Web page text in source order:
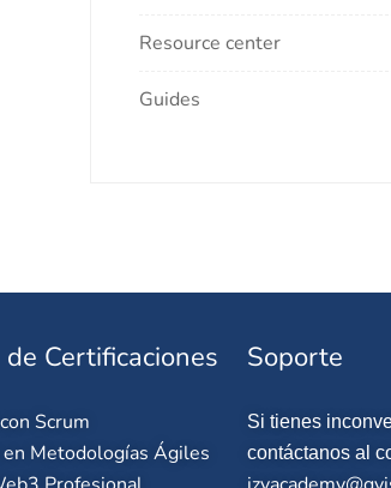
Resource center
Guides
Certificaciones
Scrum
en Metodologías Ágiles
Soporte
Si tienes
contáctanos al